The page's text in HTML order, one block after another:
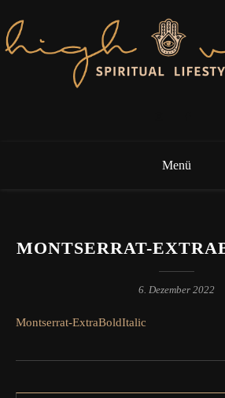
Menü
MONTSERRAT-
6. Dezember 2022
Montserrat-ExtraBoldItalic